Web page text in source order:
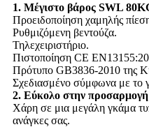
1. Μέγιστο βάρος SWL
Προειδοποίηση χαμηλής
Ρυθμιζόμενη βεντούζα.
Τηλεχειριστήριο.
Πιστοποίηση CE
Πρότυπο GB3836-2010 της
Σχεδιασμένο σύμφωνα με το
2. Εύκολο στην προσαρμογή
Χάρη σε μια μεγάλη γκάμα
ανάγκες σας.